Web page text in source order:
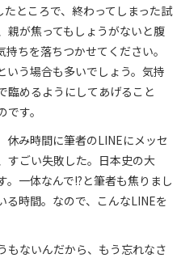
たところで、終わってしまった試
親が焦ってもしょうがないと腹
ちを落ちつかせてください。
いう場合も多いでしょう。気持
臨めるようにしてあげること
す。
休み時間に筆者のLINEにメッセ
すごい失敗した。日本史の大
一体なんで!?と筆者も焦りまし
る時間。なので、こんなLINEを
もないんだから、もう忘れなさ